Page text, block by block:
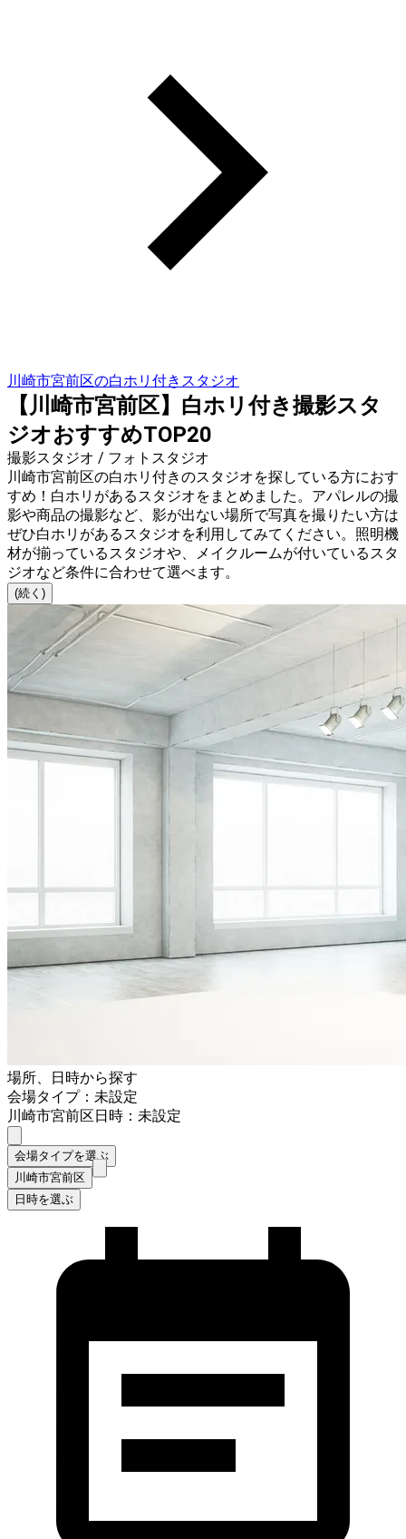
川崎市宮前区の白ホリ付きスタジオ
【川崎市宮前区】白ホリ付き撮影スタ
ジオおすすめTOP20
撮影スタジオ / フォトスタジオ
川崎市宮前区の白ホリ付きのスタジオを探している方におす
すめ！白ホリがあるスタジオをまとめました。アパレルの撮
影や商品の撮影など、影が出ない場所で写真を撮りたい方は
ぜひ白ホリがあるスタジオを利用してみてください。照明機
材が揃っているスタジオや、メイクルームが付いているスタ
ジオなど条件に合わせて選べます。
(続く)
場所、日時から探す
会場タイプ：未設定
川崎市宮前区日時：未設定
会場タイプを選ぶ
川崎市宮前区
日時を選ぶ